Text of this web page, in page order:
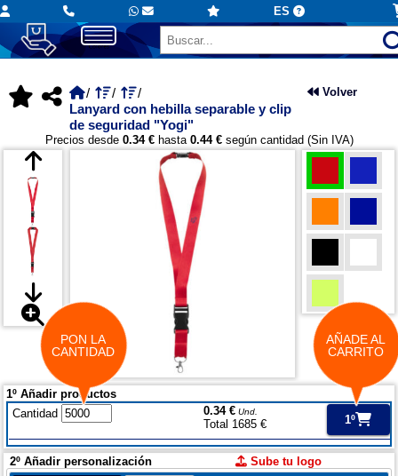
ES
Lanyard con hebilla separable y clip
de seguridad "Yogi"
Volver
Precios desde 0.34 €hasta 0.44 €según cantidad (Sin IVA)
1º Añadir productos
Cantidad
0.34 €Und.
Total 1685 € 1º
2º Añadir personalización
Sube tu logo
PON LA
CANTIDAD
AÑADE AL
CARRITO